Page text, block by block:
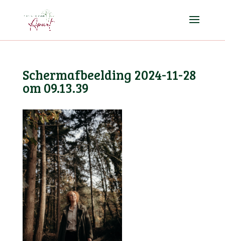
Scherm­afbeelding 2024-11-28
om 09.13.39